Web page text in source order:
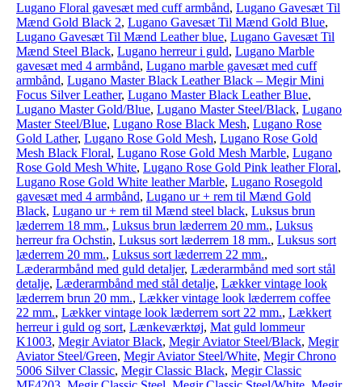
Lugano Floral gavesæt med cuff armbånd, Lugano Gavesæt Til
Mænd Gold Black 2, Lugano Gavesæt Til Mænd Gold Blue,
Lugano Gavesæt Til Mænd Leather blue, Lugano Gavesæt Til
Mænd Steel Black, Lugano herreur i guld, Lugano Marble
gavesæt med 4 armbånd, Lugano marble gavesæt med cuff
armbånd, Lugano Master Black Leather Black – Megir Mini
Focus Silver Leather, Lugano Master Black Leather Blue,
Lugano Master Gold/Blue, Lugano Master Steel/Black, Lugano
Master Steel/Blue, Lugano Rose Black Mesh, Lugano Rose
Gold Lather, Lugano Rose Gold Mesh, Lugano Rose Gold
Mesh Black Floral, Lugano Rose Gold Mesh Marble, Lugano
Rose Gold Mesh White, Lugano Rose Gold Pink leather Floral,
Lugano Rose Gold White leather Marble, Lugano Rosegold
gavesæt med 4 armbånd, Lugano ur + rem til Mænd Gold
Black, Lugano ur + rem til Mænd steel black, Luksus brun
læderrem 18 mm., Luksus brun læderrem 20 mm., Luksus
herreur fra Ochstin, Luksus sort læderrem 18 mm., Luksus sort
læderrem 20 mm., Luksus sort læderrem 22 mm.,
Læderarmbånd med guld detaljer, Læderarmbånd med sort stål
detalje, Læderarmbånd med stål detalje, Lækker vintage look
læderrem brun 20 mm., Lækker vintage look læderrem coffee
22 mm., Lækker vintage look læderrem sort 22 mm., Lækkert
herreur i guld og sort, Lænkeværktøj, Mat guld lommeur
K1003, Megir Aviator Black, Megir Aviator Steel/Black, Megir
Aviator Steel/Green, Megir Aviator Steel/White, Megir Chrono
5006 Silver Classic, Megir Classic Black, Megir Classic